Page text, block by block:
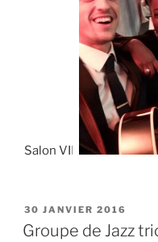
Salon VIP
PUBLIÉ
LE
30 JANVIER 2016
Groupe de Jazz